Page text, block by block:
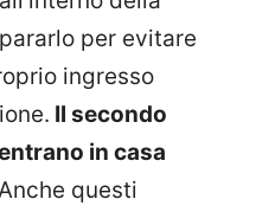
per evitare
ingresso
Il secondo
in casa
questi